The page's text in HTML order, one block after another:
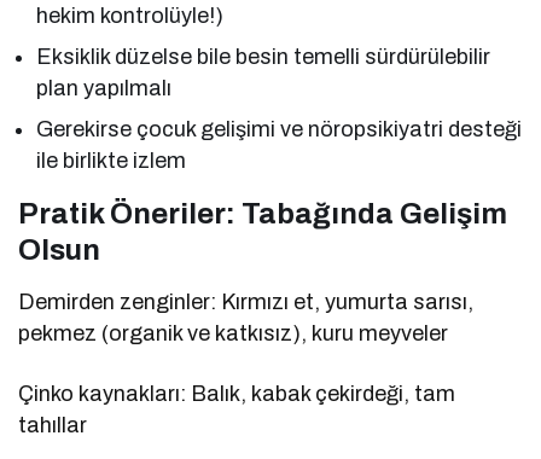
hekim kontrolüyle!)
Eksiklik düzelse bile besin temelli sürdürülebilir
plan yapılmalı
Gerekirse çocuk gelişimi ve nöropsikiyatri desteği
ile birlikte izlem
Pratik Öneriler: Tabağında Gelişim
Olsun
Demirden zenginler: Kırmızı et, yumurta sarısı,
pekmez (organik ve katkısız), kuru meyveler
Çinko kaynakları: Balık, kabak çekirdeği, tam
tahıllar